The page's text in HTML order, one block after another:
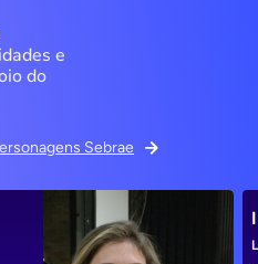
e
do
Sebrae